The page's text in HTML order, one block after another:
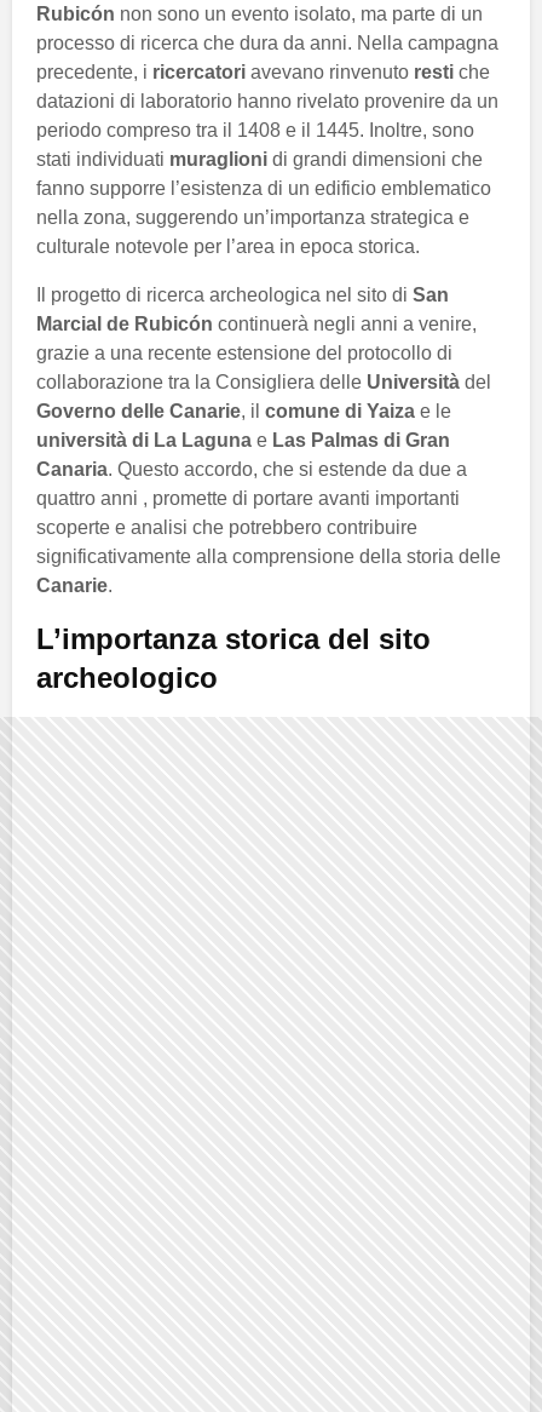
Rubicón non sono un evento isolato, ma parte di un
processo di ricerca che dura da anni. Nella campagna
precedente, i ricercatori avevano rinvenuto resti che
datazioni di laboratorio hanno rivelato provenire da un
periodo compreso tra il 1408 e il 1445. Inoltre, sono
stati individuati muraglioni di grandi dimensioni che
fanno supporre l’esistenza di un edificio emblematico
nella zona, suggerendo un’importanza strategica e
culturale notevole per l’area in epoca storica.
Il progetto di ricerca archeologica nel sito di San
Marcial de Rubicón continuerà negli anni a venire,
grazie a una recente estensione del protocollo di
collaborazione tra la Consigliera delle Università del
Governo delle Canarie, il comune di Yaiza e le
università di La Laguna e Las Palmas di Gran
Canaria. Questo accordo, che si estende da due a
quattro anni , promette di portare avanti importanti
scoperte e analisi che potrebbero contribuire
significativamente alla comprensione della storia delle
Canarie.
L’importanza storica del sito
archeologico